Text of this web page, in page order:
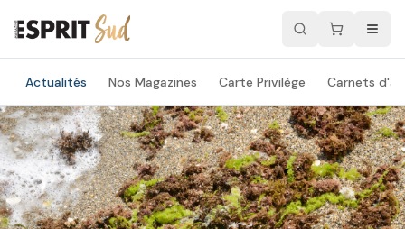
Actualités Nos Magazines Carte Privilège Carnets